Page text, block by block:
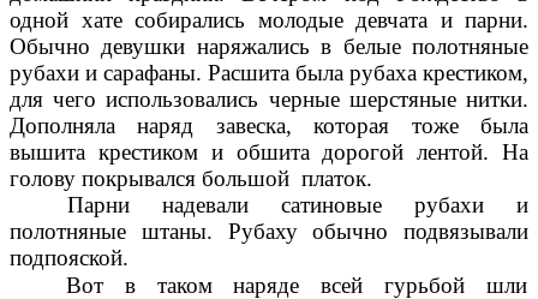
одной хате собирались молодые девчата и парни.
Обычно девушки наряжались в белые полотняные
рубахи и сарафаны. Расшита была рубаха крестиком,
для чего использовались черные шерстяные нитки.
Дополняла наряд завеска, которая тоже была
вышита крестиком и обшита дорогой лентой. На
голову покрывался большой платок.
Парни надевали сатиновые рубахи и
полотняные штаны. Рубаху обычно подвязывали
подпояской.
Вот в таком наряде всей гурьбой шли